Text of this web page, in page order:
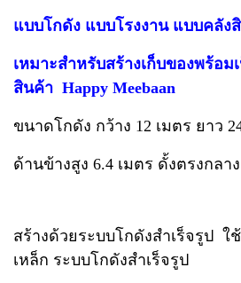
แบบโกดัง แบบโรงงาน แบบคลัง
เหมาะสำหรับสร้างเก็บของพร้อม
สินค้า Happy Meebaan
ขนาดโกดัง กว้าง 12 เมตร ยาว
ด้านข้างสูง 6.4 เมตร ดั้งตรงกลา
สร้างด้วยระบบโกดังสำเร็จรูป ใ
เหล็ก ระบบโกดังสำเร็จรูป